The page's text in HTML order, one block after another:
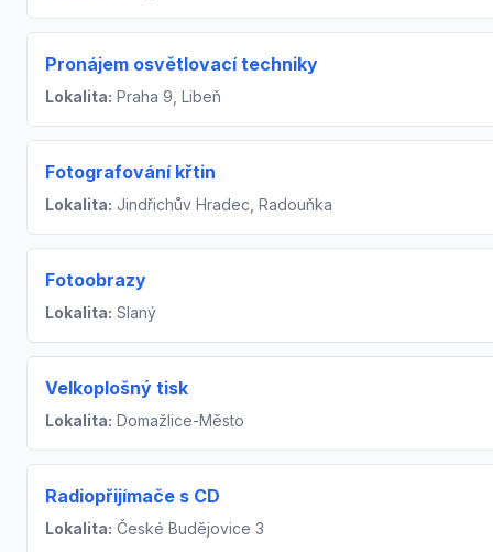
Pronájem osvětlovací techniky
Lokalita: Praha 9, Libeň
Fotografování křtin
Lokalita: Jindřichův Hradec, Radouňka
Fotoobrazy
Lokalita: Slaný
Velkoplošný tisk
Lokalita: Domažlice-Město
Radiopřijímače s CD
Lokalita: České Budějovice 3